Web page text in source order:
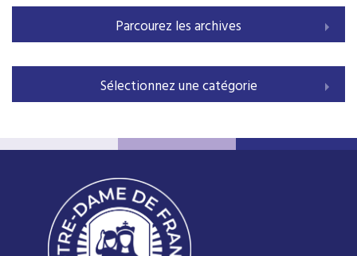
Parcourez les archives
Sélectionnez une catégorie